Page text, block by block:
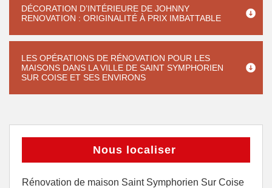
DÉCORATION D’INTÉRIEURE DE JOHNNY
RENOVATION : ORIGINALITÉ À PRIX IMBATTABLE
LES OPÉRATIONS DE RÉNOVATION POUR LES
MAISONS DANS LA VILLE DE SAINT SYMPHORIEN
SUR COISE ET SES ENVIRONS
Nous localiser
Rénovation de maison Saint Symphorien Sur Coise